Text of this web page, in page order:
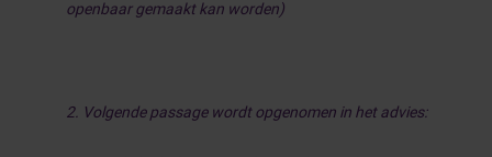
openbaar gemaakt kan worden)
2. Volgende passage wordt opgenomen in het advies: